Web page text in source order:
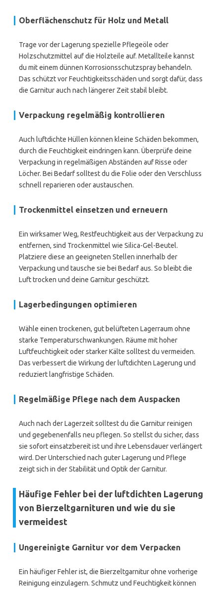
Oberflächenschutz für Holz und Metall
Trage vor der Lagerung spezielle Pflegeöle oder
Holzschutzmittel auf die Holzteile auf. Metallteile kannst
du mit einem dünnen Korrosionsschutzspray behandeln.
Das schützt vor Feuchtigkeitsschäden und sorgt dafür, dass
die Garnitur auch nach längerer Zeit stabil bleibt.
Verpackung regelmäßig kontrollieren
Auch luftdichte Hüllen können kleine Schäden bekommen,
durch die Feuchtigkeit eindringen kann. Überprüfe deine
Verpackung in regelmäßigen Abständen auf Risse oder
Löcher. Bei Bedarf solltest du die Folie oder den Verschluss
schnell reparieren oder austauschen.
Trockenmittel einsetzen und erneuern
Ein wirksamer Weg, Restfeuchtigkeit aus der Verpackung zu
entfernen, sind Trockenmittel wie Silica-Gel-Beutel.
Platziere diese an geeigneten Stellen innerhalb der
Verpackung und tausche sie bei Bedarf aus. So bleibt die
Luft trocken und deine Garnitur geschützt.
Lagerbedingungen optimieren
Wähle einen trockenen, gut belüfteten Lagerraum ohne
starke Temperaturschwankungen. Räume mit hoher
Luftfeuchtigkeit oder starker Kälte solltest du vermeiden.
Das verbessert die Wirkung der luftdichten Lagerung und
reduziert langfristige Schäden.
Regelmäßige Pflege nach dem Auspacken
Auch nach der Lagerzeit solltest du die Garnitur reinigen
und gegebenenfalls neu pflegen. So stellst du sicher, dass
sie sofort einsatzbereit ist und ihre Lebensdauer verlängert
wird. Der Unterschied nach guter Lagerung und Pflege
zeigt sich in der Stabilität und Optik der Garnitur.
Häufige Fehler bei der luftdichten Lagerung
von Bierzeltgarnituren und wie du sie
vermeidest
Ungereinigte Garnitur vor dem Verpacken
Ein häufiger Fehler ist, die Bierzeltgarnitur ohne vorherige
Reinigung einzulagern. Schmutz und Feuchtigkeit können